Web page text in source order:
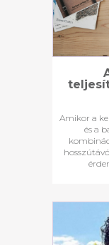
Amikor a
és a